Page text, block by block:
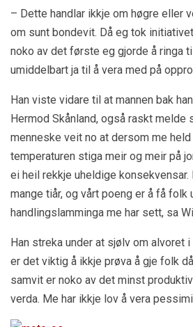
– Dette handlar ikkje om høgre eller
om sunt bondevit. Då eg tok
noko av det første eg gjorde å ringa
umiddelbart ja til å vera med på
Han viste vidare til at mannen bak
Hermod Skånland, også raskt
menneske veit no at dersom me
temperaturen stiga meir og meir på
ei heil rekkje uheldige
mange tiår, og vårt poeng er å få folk
handlingslamminga me har sett, sa
Han streka under at sjølv om alvoret
er det viktig å ikkje prøva å gje folk
samvit er noko av det minst
verda. Me har ikkje lov å vera